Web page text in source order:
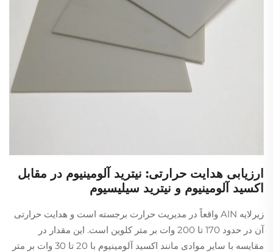
ارزیابی هدایت حرارتی: نیترید آلومینیوم در مقابل
اکسید آلومینیوم و نیترید سیلیسیوم
زیرلایه AlN واقعاً در مدیریت حرارت برجسته است و هدایت حرارتی
آن در حدود 170 تا 200 وات بر متر کلوین است. این مقدار در
مقایسه با سایر موادی مانند اکسید آلومینیوم با 20 تا 30 وات بر متر